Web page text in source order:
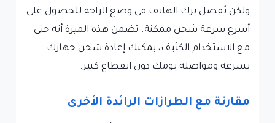
ولكن يُفضل ترك الهاتف في وضع الراحة للحصول على
أسرع سرعة شحن ممكنة. تضمن هذه الميزة أنه حتى
مع الاستخدام الكثيف، يمكنك إعادة شحن جهازك
بسرعة ومواصلة يومك دون انقطاع كبير.
مقارنة مع الطرازات الرائدة الأخرى